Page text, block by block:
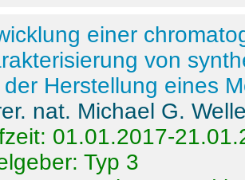
einer
von
Herstellung eines
nat. Michael G.
01.01.2017-
Typ 3